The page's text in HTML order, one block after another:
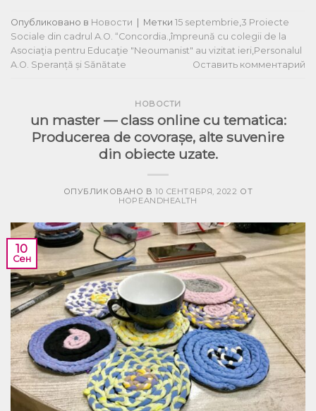
Опубликовано в Новости Метки 15 septembrie,3 Proiecte
Sociale din cadrul A.O. “Concordia.,împreună cu colegii de la
Asociaţia pentru Educaţie "Neoumanist" au vizitat ieri,Personalul
A.O. Speranță și Sănătate
Оставить комментарий
НОВОСТИ
un master — class online cu tematica:
Producerea de covorașe, alte suvenire
din obiecte uzate.
ОПУБЛИКОВАНО В10 СЕНТЯБРЯ, 2022 ОТ
HOPEANDHEALTH
10
Сен